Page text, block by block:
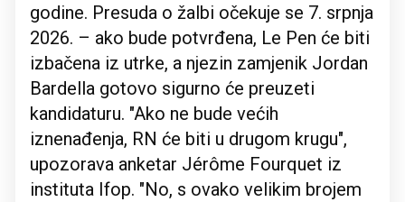
godine. Presuda o žalbi očekuje se 7. srpnja
2026. – ako bude potvrđena, Le Pen će biti
izbačena iz utrke, a njezin zamjenik Jordan
Bardella gotovo sigurno će preuzeti
kandidaturu. "Ako ne bude većih
iznenađenja, RN će biti u drugom krugu",
upozorava anketar Jérôme Fourquet iz
instituta Ifop. "No, s ovako velikim brojem